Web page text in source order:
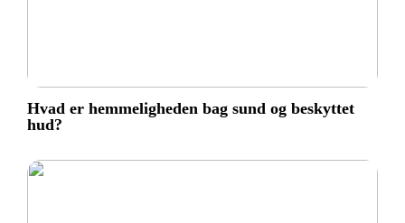
Hvad er hemmeligheden bag sund og beskyttet
hud?